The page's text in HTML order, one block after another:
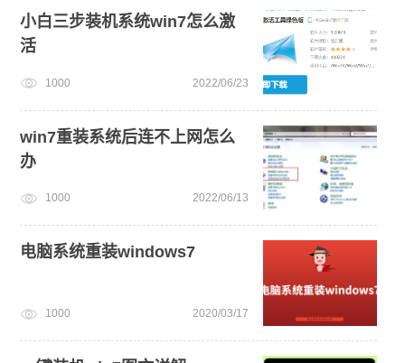
小白三步装机系统win7怎么激
活
1000 2022/06/23
win7重装系统后连不上网怎么
办
1000 2022/06/13
电脑系统重装windows7
1000 2020/03/17